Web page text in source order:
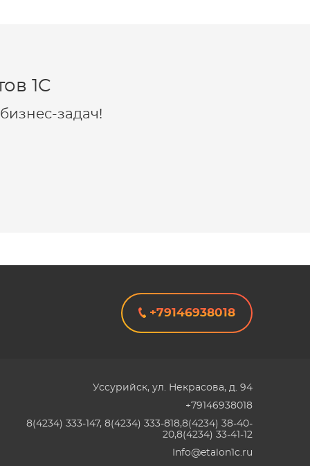
1C
задач!
+79146938018
Уссурийск, ул. Некрасова, д. 94
+79146938018
8(4234) 333-147, 8(4234) 333-818,8(4234) 38-40-
20,8(4234) 33-41-12
Info@etalon1c.ru